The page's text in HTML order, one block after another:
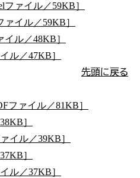
ァイル／59KB］
イル／59KB］
ル／48KB］
ル／47KB］
先頭に戻る
ファイル／81KB］
］
イル／39KB］
］
ル／37KB］